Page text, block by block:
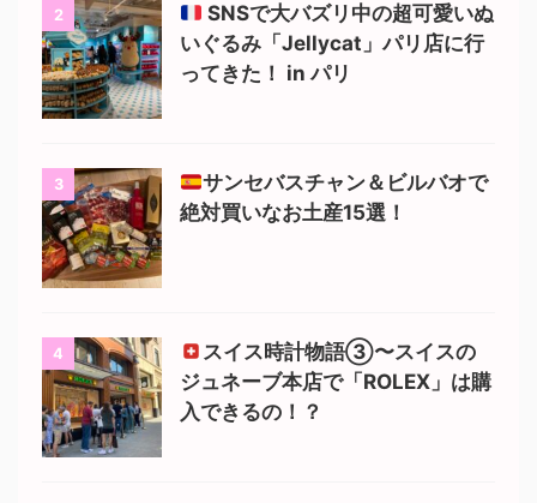
2
SNSで大バズリ中の超可愛いぬ
いぐるみ「Jellycat」パリ店に行
ってきた！ in パリ
3
サンセバスチャン＆ビルバオで
絶対買いなお土産15選！
4
スイス時計物語③〜スイスの
ジュネーブ本店で「ROLEX」は購
入できるの！？